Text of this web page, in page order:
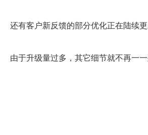
还有客户新反馈的部分优化正在陆续
由于升级量过多，其它细节就不再一一